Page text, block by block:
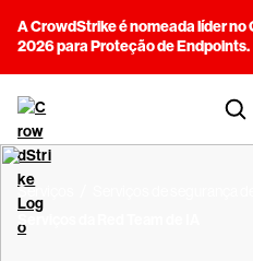
A CrowdStrike é nomeada líder
2026 para Proteção de Endpoints.
Serviços
Serviços da Red Team de IA